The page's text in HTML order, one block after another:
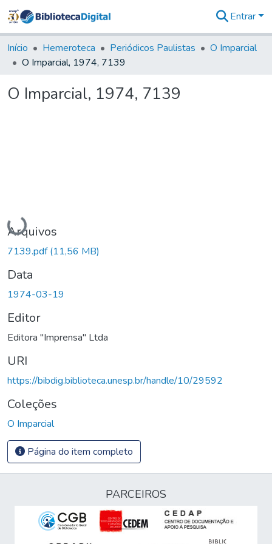
&
Coleções
Tudo na
Digital
Entrar
Início Hemeroteca Periódicos Paulistas
O Imparcial
O Imparcial, 1974, 7139
O Imparcial, 1974, 7139
Carregando...
Arquivos
7139.pdf(11,56 MB)
Data
1974-03-19
Editor
Editora "Imprensa" Ltda
URI
https://bibdig.biblioteca.unesp.br/handle/10/29592
Coleções
O Imparcial
Página do item completo
PARCEIROS